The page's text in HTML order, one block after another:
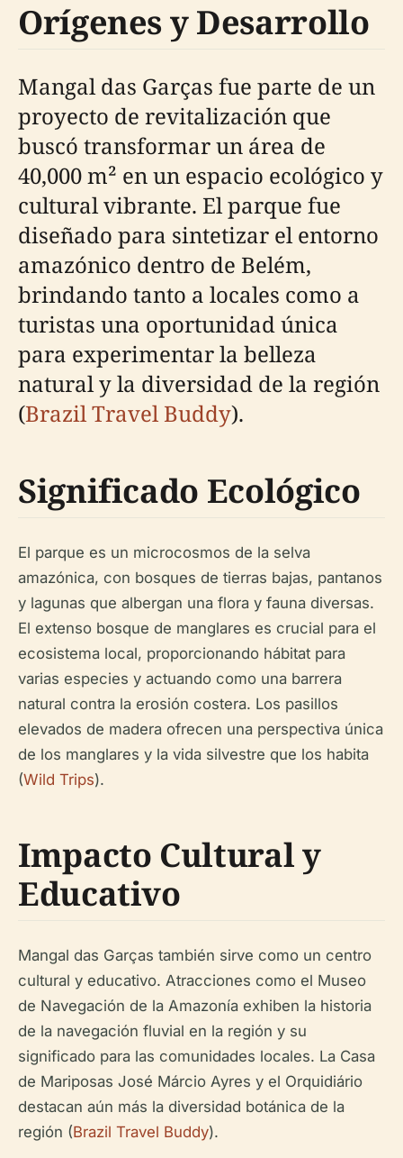
Orígenes y Desarrollo
Mangal das Garças fue parte de un
proyecto de revitalización que
buscó transformar un área de
40,000 m² en un espacio ecológico y
cultural vibrante. El parque fue
diseñado para sintetizar el entorno
amazónico dentro de Belém,
brindando tanto a locales como a
turistas una oportunidad única
para experimentar la belleza
natural y la diversidad de la región
(Brazil Travel Buddy).
Significado Ecológico
El parque es un microcosmos de la selva
amazónica, con bosques de tierras bajas, pantanos
y lagunas que albergan una flora y fauna diversas.
El extenso bosque de manglares es crucial para el
ecosistema local, proporcionando hábitat para
varias especies y actuando como una barrera
natural contra la erosión costera. Los pasillos
elevados de madera ofrecen una perspectiva única
de los manglares y la vida silvestre que los habita
(Wild Trips).
Impacto Cultural y
Educativo
Mangal das Garças también sirve como un centro
cultural y educativo. Atracciones como el Museo
de Navegación de la Amazonía exhiben la historia
de la navegación fluvial en la región y su
significado para las comunidades locales. La Casa
de Mariposas José Márcio Ayres y el Orquidiário
destacan aún más la diversidad botánica de la
región (Brazil Travel Buddy).